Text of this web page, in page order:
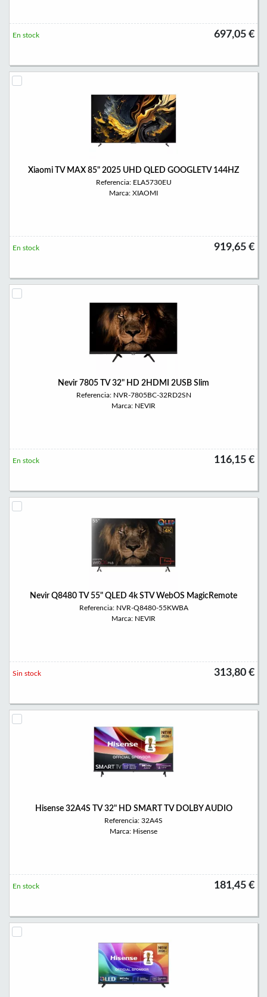
697,05 €
En stock
Xiaomi TV MAX 85" 2025 UHD QLED GOOGLETV 144HZ
Referencia: ELA5730EU
Marca: XIAOMI
919,65 €
En stock
Nevir 7805 TV 32" HD 2HDMI 2USB Slim
Referencia: NVR-7805BC-32RD2SN
Marca: NEVIR
116,15 €
En stock
Nevir Q8480 TV 55" QLED 4k STV WebOS MagicRemote
Referencia: NVR-Q8480-55KWBA
Marca: NEVIR
313,80 €
Sin stock
Hisense 32A4S TV 32" HD SMART TV DOLBY AUDIO
Referencia: 32A4S
Marca: Hisense
181,45 €
En stock